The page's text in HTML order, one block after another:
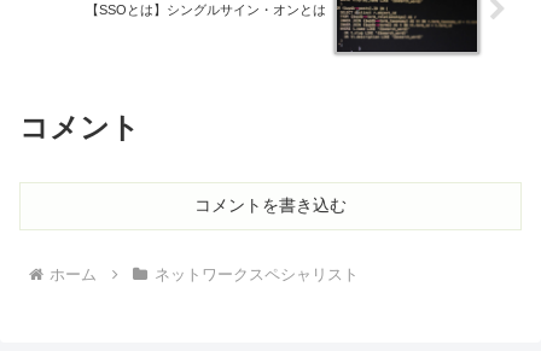
【SSOとは】シングルサイン・オンとは
コメント
コメントを書き込む
ホーム ネットワークスペシャリスト